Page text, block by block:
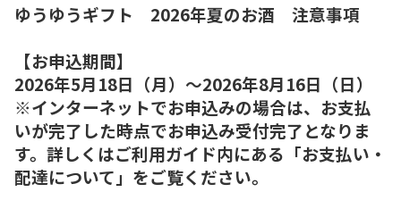
ゆうゆうギフト 2026年夏のお酒 注意事項
【お申込期間】
2026年5月18日（月）～2026年8月16日（日）
※インターネットでお申込みの場合は、お支払
いが完了した時点でお申込み受付完了となりま
す。詳しくはご利用ガイド内にある「お支払い・
配達について」をご覧ください。